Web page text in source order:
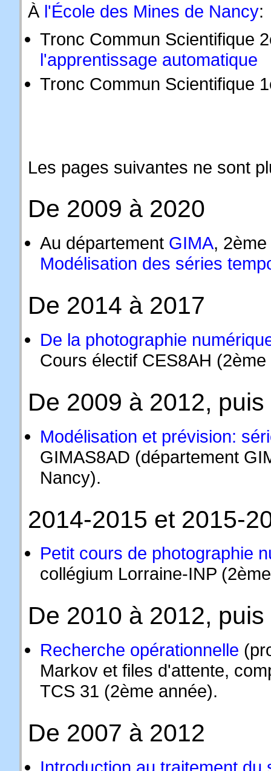
À l'École des Mines de Nancy:
Tronc Commun Scientifique
l'apprentissage automatique
Tronc Commun Scientifique
Les pages suivantes ne sont
De 2009 à 2020
Au département GIMA,
Modélisation des séries
De 2014 à 2017
De la photographie
Cours électif CES8AH
De 2009 à 2012,
Modélisation et prévision:
GIMAS8AD (département
Nancy).
2014-2015 et 2015-
Petit cours de photographie
collégium Lorraine-INP
De 2010 à 2012,
Recherche opérationnelle
Markov et files d'attente,
TCS 31 (2ème année).
De 2007 à 2012